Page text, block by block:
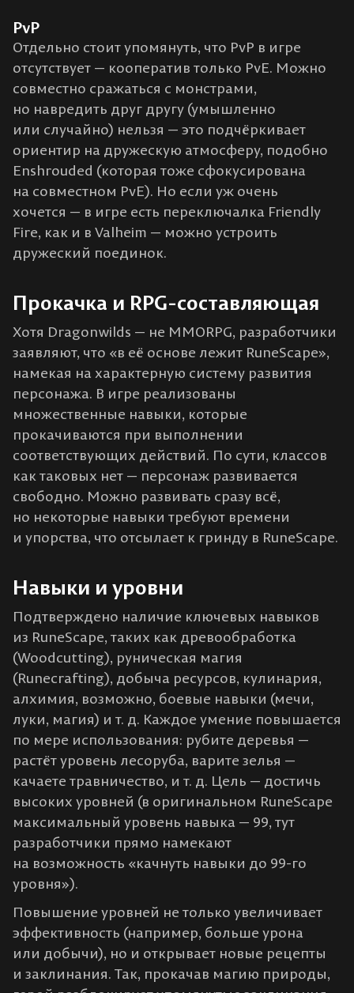
PvP
Отдельно стоит упомянуть, что PvP в игре
отсутствует — кооператив только PvE. Можно
совместно сражаться с монстрами,
но навредить друг другу (умышленно
или случайно) нельзя — это подчёркивает
ориентир на дружескую атмосферу, подобно
Enshrouded (которая тоже сфокусирована
на совместном PvE). Но если уж очень
хочется — в игре есть переключалка Friendly
Fire, как и в Valheim — можно устроить
дружеский поединок.
Прокачка и RPG-составляющая
Хотя Dragonwilds — не MMORPG, разработчики
заявляют, что «в её основе лежит RuneScape»,
намекая на характерную систему развития
персонажа​. В игре реализованы
множественные навыки, которые
прокачиваются при выполнении
соответствующих действий. По сути, классов
как таковых нет — персонаж развивается
свободно. Можно развивать сразу всё,
но некоторые навыки требуют времени
и упорства, что отсылает к гринду в RuneScape.
Навыки и уровни
Подтверждено наличие ключевых навыков
из RuneScape, таких как древообработка
(Woodcutting), руническая магия
(Runecrafting), добыча ресурсов, кулинария,
алхимия, возможно, боевые навыки (мечи,
луки, магия) и т. д. Каждое умение повышается
по мере использования: рубите деревья —
растёт уровень лесоруба, варите зелья —
качаете травничество, и т. д. Цель — достичь
высоких уровней (в оригинальном RuneScape
максимальный уровень навыка — 99, тут
разработчики прямо намекают
на возможность «качнуть навыки до 99-го
уровня»).
Повышение уровней не только увеличивает
эффективность (например, больше урона
или добычи), но и открывает новые рецепты
и заклинания. Так, прокачав магию природы,